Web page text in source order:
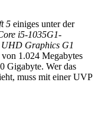
5 einiges unter der
i5‑1035G1-
Graphics G1
1.024 Megabytes
Gigabyte. Wer das
muss mit einer UVP